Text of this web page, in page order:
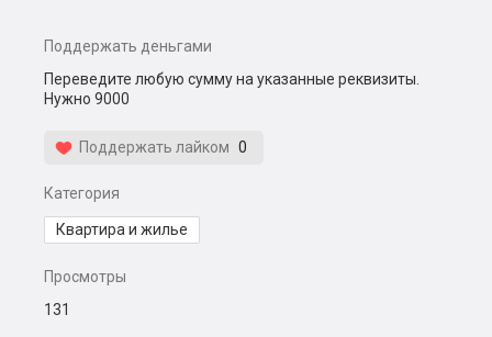
Поддержать деньгами
Переведите любую сумму на указанные реквизиты.
Нужно 9000
Поддержать лайком 0
Категория
Квартира и жилье
Просмотры
131